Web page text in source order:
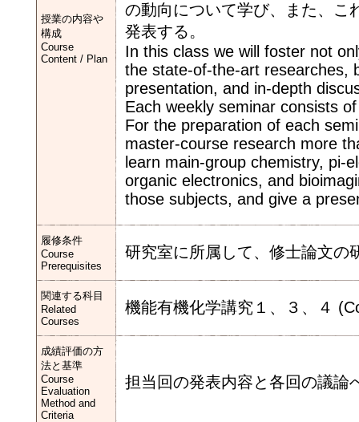
授業の内容や
構成
Course
Content / Plan
の動向について学び、また、こ
発表する。
In this class we will foster not
the state-of-the-art researches,
presentation, and in-depth
Each weekly seminar consists
For the preparation of each
master-course research more
learn main-group chemistry, pi-
organic electronics, and
those subjects, and give a
履修条件
Course
Prerequisites
研究室に所属して、修士論文の
関連する科目
Related
Courses
機能有機化学講究１、３、４
成績評価の方
法と基準
Course
Evaluation
Method and
Criteria
担当回の発表内容と各回の議論